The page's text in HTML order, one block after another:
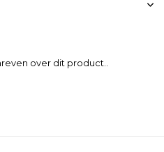
over dit product..